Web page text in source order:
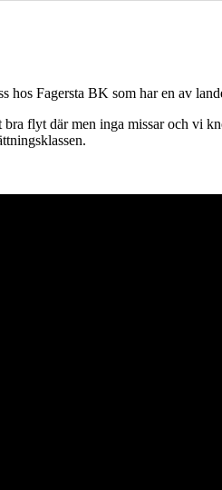
Fagersta BK som har en av
flyt där men inga missar och vi